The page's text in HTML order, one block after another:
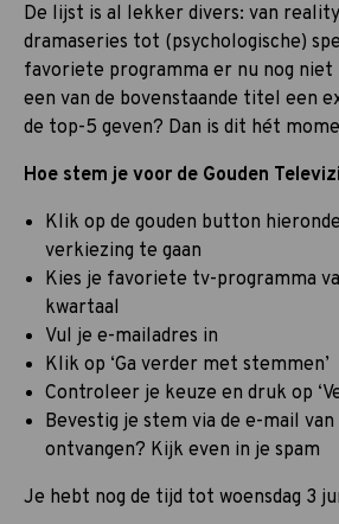
De lijst is al lekker divers: van
dramaseries tot (psychologische)
favoriete programma er nu nog niet
een van de bovenstaande titel een
de top-5 geven? Dan is dit hét
Hoe stem je voor de Gouden
Klik op de gouden button
verkiezing te gaan
Kies je favoriete tv-programma
kwartaal
Vul je e-mailadres in
Klik op ‘Ga verder met stemmen’
Controleer je keuze en druk op
Bevestig je stem via de e-mail van
ontvangen? Kijk even in je spam
Je hebt nog de tijd tot woensdag 3